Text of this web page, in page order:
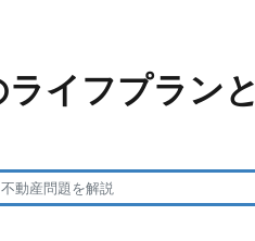
イフプランと
動産問題を解説